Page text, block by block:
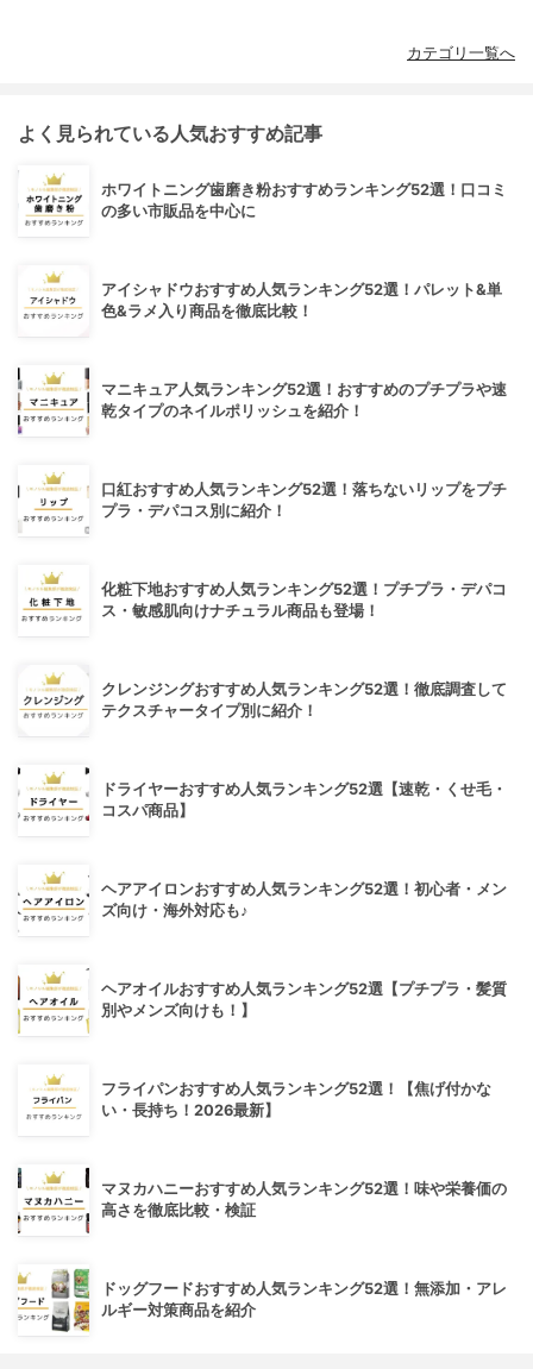
カテゴリ一覧へ
よく見られている人気おすすめ記事
ホワイトニング歯磨き粉おすすめランキング52選！口コミ
の多い市販品を中心に
アイシャドウおすすめ人気ランキング52選！パレット&単
色&ラメ入り商品を徹底比較！
マニキュア人気ランキング52選！おすすめのプチプラや速
乾タイプのネイルポリッシュを紹介！
口紅おすすめ人気ランキング52選！落ちないリップをプチ
プラ・デパコス別に紹介！
化粧下地おすすめ人気ランキング52選！プチプラ・デパコ
ス・敏感肌向けナチュラル商品も登場！
クレンジングおすすめ人気ランキング52選！徹底調査して
テクスチャータイプ別に紹介！
ドライヤーおすすめ人気ランキング52選【速乾・くせ毛・
コスパ商品】
ヘアアイロンおすすめ人気ランキング52選！初心者・メン
ズ向け・海外対応も♪
ヘアオイルおすすめ人気ランキング52選【プチプラ・髪質
別やメンズ向けも！】
フライパンおすすめ人気ランキング52選！【焦げ付かな
い・長持ち！2026最新】
マヌカハニーおすすめ人気ランキング52選！味や栄養価の
高さを徹底比較・検証
ドッグフードおすすめ人気ランキング52選！無添加・アレ
ルギー対策商品を紹介